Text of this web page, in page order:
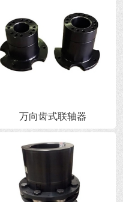
万向齿式联轴器